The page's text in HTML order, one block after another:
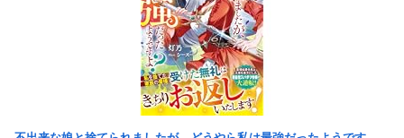
【泣】年配夫婦が営む中華屋さん、休業を知らせる貼り紙に応援
中国で新型コロナウイルス拡大「治療薬販売制限指針」のせいで
FGOのリリスさん、謎のSKB水着を着るｗｗｗｗｗｗｗｗｗｗｗ
【悲報】「店員」と「定員」を間違えるガチでヤバいやつ、ネッ
ト上に多すぎる ← これ・・・・・・
【悲報】ラノベ作家「新作ラブコメ書いたぞ！」冷笑系「いい歳
こいてラブコメ書いて恥ずかしくないの？」